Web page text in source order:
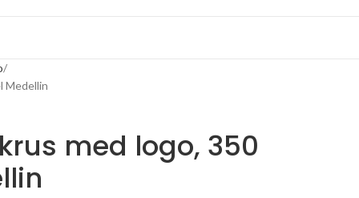
Medellin
med logo, 350